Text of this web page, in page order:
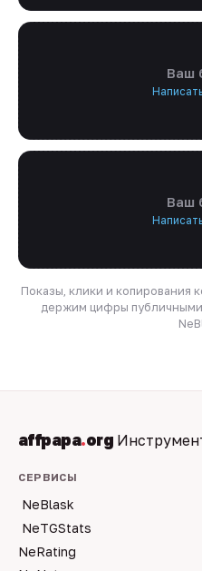
Ваш
Ваш
Показы, клики и копирования
держим цифры
affpapa.org
СЕРВИСЫ
NeBlask
NeTGStats
NeRating